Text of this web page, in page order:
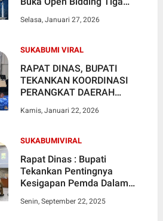
Pratama 2026
Selasa, Januari 27, 2026
SUKABUMI VIRAL
RAPAT DINAS, BUPATI
TEKANKAN KOORDINASI
PERANGKAT DAERAH
BENCANA
Kamis, Januari 22, 2026
SUKABUMIVIRAL
Rapat Dinas : Bupati
Tekankan Pentingnya
Kesigapan Pemda Dalam
Persoalan
Senin, September 22, 2025